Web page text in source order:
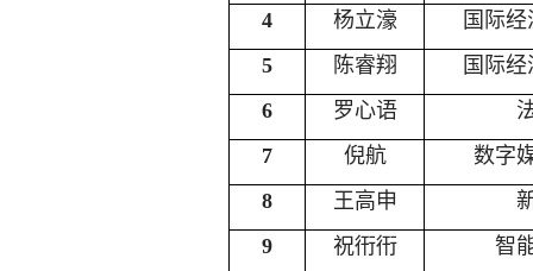
4
杨立濠
国际
5
陈睿翔
国际
6
罗心语
7
倪航
数字
8
王高申
9
祝衎衎 智